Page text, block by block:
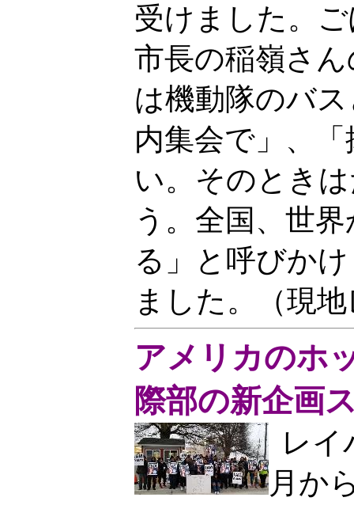
受けました。
市長の稲嶺さ
は機動隊のバ
内集会で」、
い。そのとき
う。全国、世
る」と呼びか
ました。（現
アメリカのホ
際部の新企画
レイ
月か